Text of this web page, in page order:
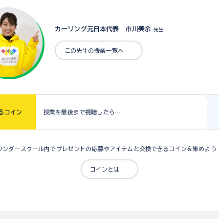
カーリング元日本代表 市川美余 先生
この先生の授業一覧へ
コイン 授業を最後まで視聴したら…
ンダースクール内でプレゼントの応募やアイテムと交換できるコインを集めよう
コインとは